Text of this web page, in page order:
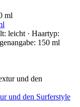
leicht · Haartyp:
150 ml
und den Surferstyle